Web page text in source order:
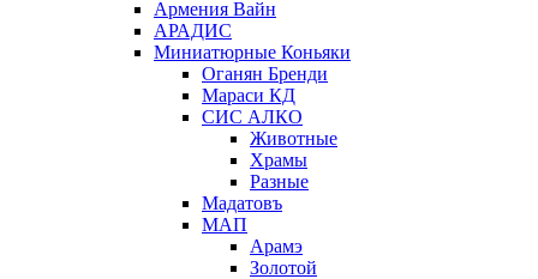
Армения Вайн
АРАДИС
Миниатюрные Коньяки
Оганян Бренди
Мараси КД
СИС АЛКО
Животные
Храмы
Разные
Мадатовъ
МАП
Арамэ
Золотой